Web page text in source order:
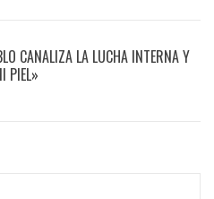
CANALIZA LA LUCHA INTERNA Y
PIEL»